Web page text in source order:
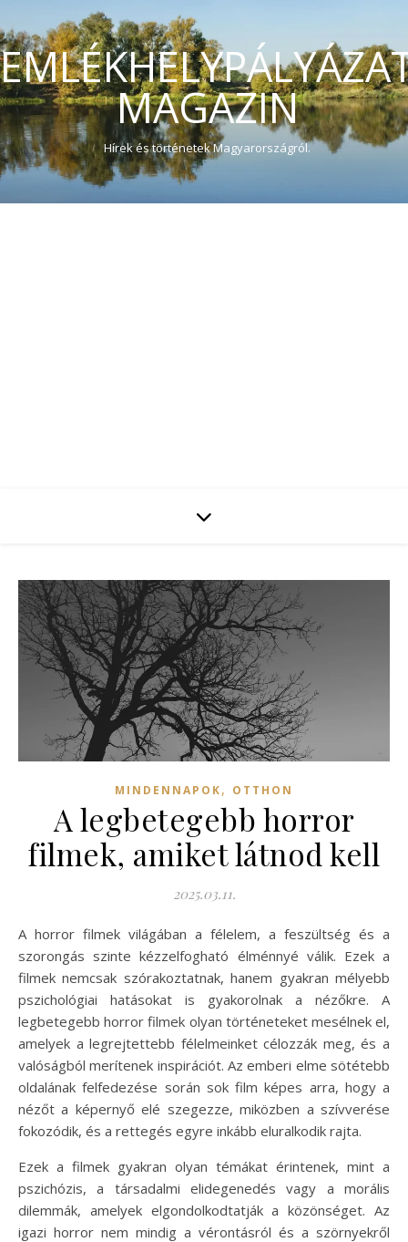
MAGAZIN
Hírek és történetek Magyarországról.
MINDENNAPOK, OTTHON
A legbetegebb horror
filmek, amiket látnod kell
2025.03.11.
A horror filmek világában a félelem, a feszültség és a
szorongás szinte kézzelfogható élménnyé válik. Ezek a
filmek nemcsak szórakoztatnak, hanem gyakran mélyebb
pszichológiai hatásokat is gyakorolnak a nézőkre. A
legbetegebb horror filmek olyan történeteket mesélnek el,
amelyek a legrejtettebb félelmeinket célozzák meg, és a
valóságból merítenek inspirációt. Az emberi elme sötétebb
oldalának felfedezése során sok film képes arra, hogy a
nézőt a képernyő elé szegezze, miközben a szívverése
fokozódik, és a rettegés egyre inkább eluralkodik rajta.
Ezek a filmek gyakran olyan témákat érintenek, mint a
pszichózis, a társadalmi elidegenedés vagy a morális
dilemmák, amelyek elgondolkodtatják a közönséget. Az
igazi horror nem mindig a vérontásról és a szörnyekről